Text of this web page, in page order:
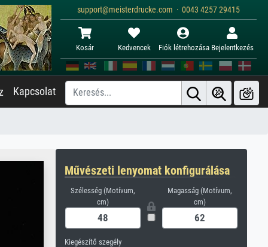
support@meisterdrucke.com · 0043 4257 29415
Kosár Kedvencek Fiók létrehozása Bejelentkezés
Kapcsolat
Művészeti lenyomat konfigurálása
Szélesség (Motívum,
cm)
Magasság (Motívum,
cm)
Kiegészítő szegély